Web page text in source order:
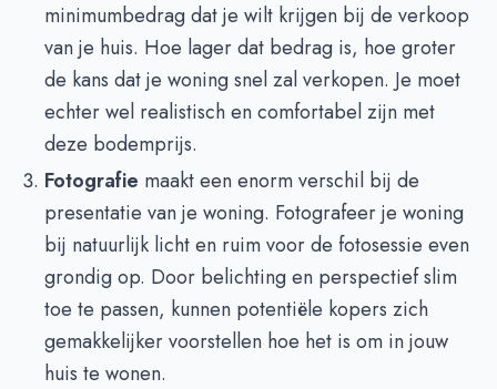
minimumbedrag dat je wilt krijgen bij de verkoop
van je huis. Hoe lager dat bedrag is, hoe groter
de kans dat je woning snel zal verkopen. Je moet
echter wel realistisch en comfortabel zijn met
deze bodemprijs.
Fotografie maakt een enorm verschil bij de
presentatie van je woning. Fotografeer je woning
bij natuurlijk licht en ruim voor de fotosessie even
grondig op. Door belichting en perspectief slim
toe te passen, kunnen potentiële kopers zich
gemakkelijker voorstellen hoe het is om in jouw
huis te wonen.